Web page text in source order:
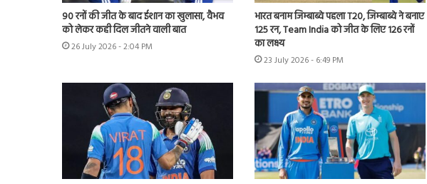
90 रनों की जीत के बाद ईशान का खुलासा, वैभव
को लेकर कही दिल जीतने वाली बात
26 July 2026 - 2:04 PM
भारत बनाम जिम्बाब्वे पहला T20, जिम्बाब्वे ने बनाए
125 रन, Team India को जीत के लिए 126 रनों
का लक्ष्य
23 July 2026 - 6:49 PM